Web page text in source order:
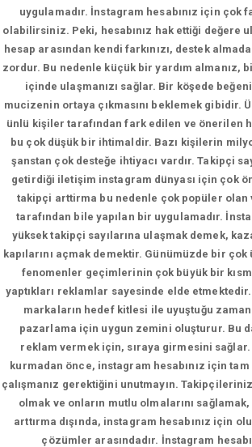
uygulamadır. İnstagram hesabınız için çok
olabilirsiniz. Peki, hesabınız hak ettiği değere
hesap arasından kendi farkınızı, destek
zordur. Bu nedenle küçük bir yardım almanız,
içinde ulaşmanızı sağlar. Bir köşede
mucizenin ortaya çıkmasını beklemek gibidir.
ünlü kişiler tarafından fark edilen ve önerilen
bu çok düşük bir ihtimaldir. Bazı kişilerin
şanstan çok desteğe ihtiyacı vardır. Takipçi
getirdiği iletişim instagram dünyası için çok
takipçi arttirma bu nedenle çok popüler olan
tarafından bile yapılan bir uygulamadır.
yüksek takipçi sayılarına ulaşmak demek,
kapılarını açmak demektir. Günümüzde bir çok
fenomenler geçimlerinin çok büyük bir
yaptıkları reklamlar sayesinde elde etmektedir.
markaların hedef kitlesi ile uyuştuğu
pazarlama için uygun zemini oluşturur. Bu
reklam vermek için, sıraya girmesini
kurmadan önce, instagram hesabınız için
çalışmanız gerektiğini unutmayın.
olmak ve onların mutlu olmalarını
arttırma dışında, instagram hesabınız için
çözümler arasındadır. İnstagram